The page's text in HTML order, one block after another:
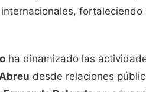
fortaleciendo
ha dinamizado las
desde relaciones